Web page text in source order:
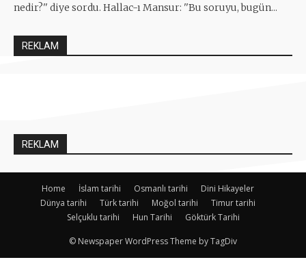
nedir?'' diye sordu. Hallac-ı Mansur: ''Bu soruyu, bugün...
REKLAM
REKLAM
Home İslam tarihi Osmanlı tarihi
Dini Hikayeler
Dünya tarihi
Türk tarihi Moğol tarihi
Timur tarihi
Selçuklu tarihi
Hun Tarihi Göktürk Tarihi
© Newspaper WordPress Theme by TagDiv